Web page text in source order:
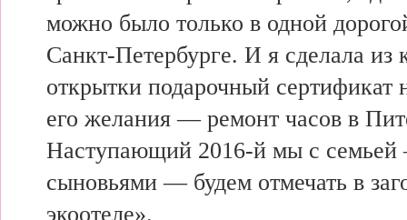
можно было только в одной
Санкт-Петербурге. И я сделала из
открытки подарочный сертификат
его желания — ремонт часов в
Наступающий 2016-й мы с
сыновьями — будем отмечать в
экоотеле».